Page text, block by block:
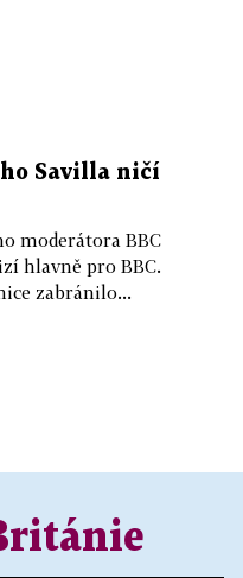
Savilla ničí
moderátora BBC
hlavně pro BBC.
zabránilo...